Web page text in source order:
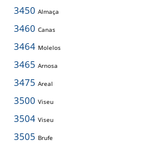
3450 Almaça
3460 Canas
3464 Molelos
3465 Arnosa
3475 Areal
3500 Viseu
3504 Viseu
3505 Brufe